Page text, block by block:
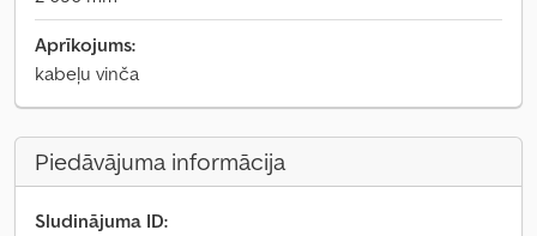
Aprīkojums:
kabeļu vinča
Piedāvājuma informācija
Sludinājuma ID: